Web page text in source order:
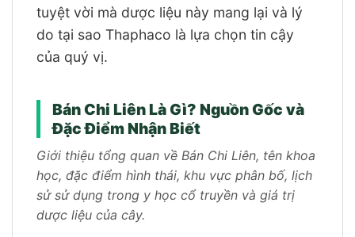
tuyệt vời mà dược liệu này mang lại và lý
do tại sao Thaphaco là lựa chọn tin cậy
của quý vị.
Bán Chi Liên Là Gì? Nguồn Gốc và
Đặc Điểm Nhận Biết
Giới thiệu tổng quan về Bán Chi Liên, tên khoa
học, đặc điểm hình thái, khu vực phân bố, lịch
sử sử dụng trong y học cổ truyền và giá trị
dược liệu của cây.